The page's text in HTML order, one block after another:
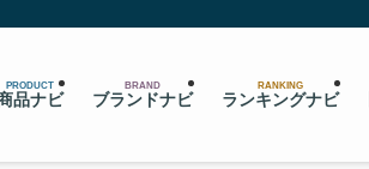
PRODUCT
品ナビ
BRAND
ブランドナビ
RANKING
ランキングナビ